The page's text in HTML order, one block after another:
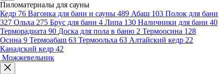
Пиломатериалы для сауны
Кедр 76 Вагонка для бани и сауны 489 Абаш 103 Полок для бани
327 Ольха 275 Брус для бани 4 Липа 130 Наличники для бани 40
Терморадиата 90 Доска для пола в баню 2 Термоосина 128
Осина 9 Термоабаш 63 Термоольха 63 Алтайский кедр 22
Канадский кедр 42
Можжевельник